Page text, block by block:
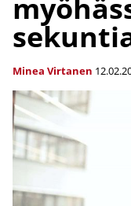
Minea Virtanen